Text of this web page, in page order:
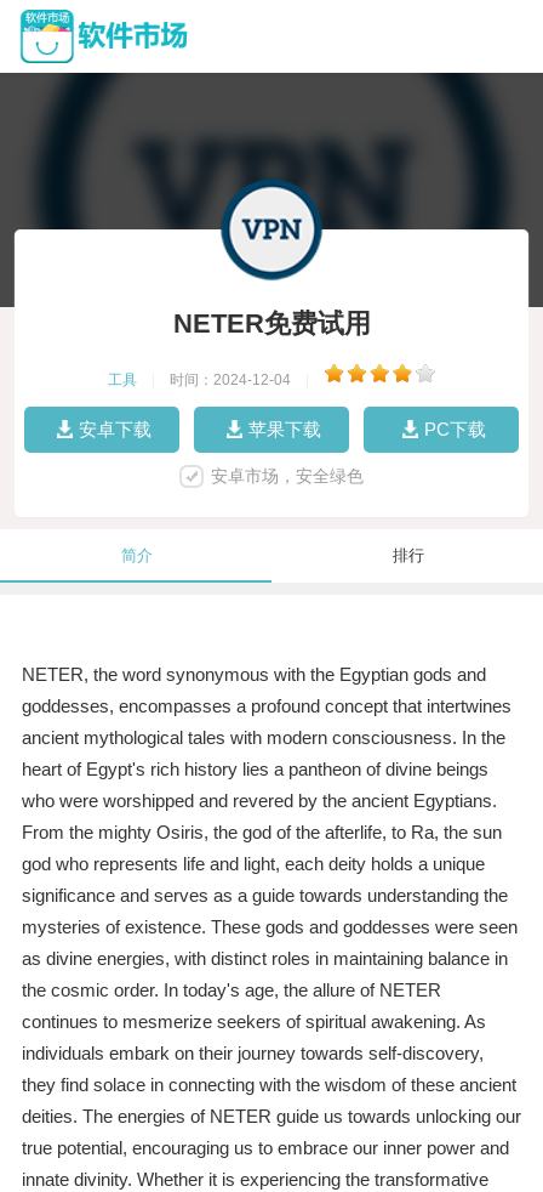
NETER免费试用
工具 时间：2024-12-04
安卓下载 苹果下载 PC下载
安卓市场，安全绿色
简介 排行
NETER, the word synonymous with the Egyptian gods and
goddesses, encompasses a profound concept that intertwines
ancient mythological tales with modern consciousness. In the
heart of Egypt's rich history lies a pantheon of divine beings
who were worshipped and revered by the ancient Egyptians.
From the mighty Osiris, the god of the afterlife, to Ra, the sun
god who represents life and light, each deity holds a unique
significance and serves as a guide towards understanding the
mysteries of existence. These gods and goddesses were seen
as divine energies, with distinct roles in maintaining balance in
the cosmic order. In today's age, the allure of NETER
continues to mesmerize seekers of spiritual awakening. As
individuals embark on their journey towards self-discovery,
they find solace in connecting with the wisdom of these ancient
deities. The energies of NETER guide us towards unlocking our
true potential, encouraging us to embrace our inner power and
innate divinity. Whether it is experiencing the transformative